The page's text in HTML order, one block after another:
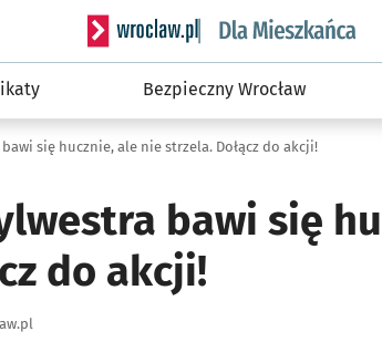
Serwis informacyjny wroclaw.pl
Bezpieczny Wrocław
bawi się hucznie, ale nie strzela. Dołącz do akcji!
bawi się
do akcji!